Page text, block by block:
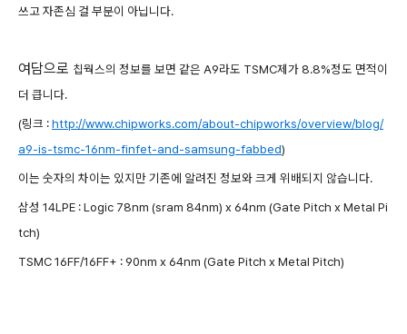
쓰고 자존심 걸 부분이 아닙니다.
여담으로 칩웍스의 정보를 보면 같은 A9라도 TSMC제가 8.8%정도 면적이
더 큽니다.
(링크 :http://www.chipworks.com/about-chipworks/overview/blog/
a9-is-tsmc-16nm-finfet-and-samsung-fabbed)
이는 숫자의 차이는 있지만 기존에 알려진 정보와 크게 위배되지 않습니다.
삼성 14LPE : Logic 78nm (sram 84nm) x 64nm (Gate Pitch x Metal Pi
tch)
TSMC 16FF/16FF+ : 90nm x 64nm (Gate Pitch x Metal Pitch)